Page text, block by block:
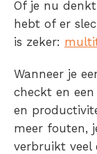
Of je nu
hebt of er
is zeker:
Wanneer je
checkt en
en
meer fouten,
verbruikt veel